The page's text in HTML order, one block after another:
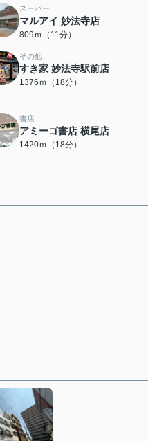
スーパー
マルアイ 妙法寺店
809ｍ（11分）
その他
すき家 妙法寺駅前店
1376ｍ（18分）
書店
アミーゴ書店 横尾店
1420ｍ（18分）